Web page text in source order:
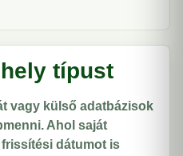
típust
vagy külső adatbázisok
Ahol saját
dátumot is